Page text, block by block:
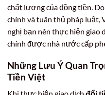
chất lượng của đồng tiền.
chính và tuân thủ pháp luật,
nghị bạn nên thực hiện giao
chính được nhà nước cấp
Những Lưu Ý Quan
Tiền Việt